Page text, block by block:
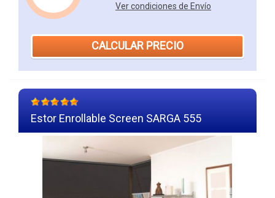
Ver condiciones de Envío
CALCULAR PRECIO
Estor Enrollable Screen SARGA 555